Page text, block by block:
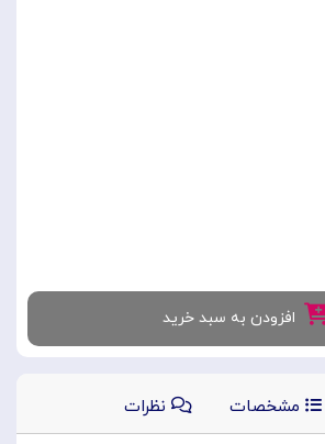
افزودن به سبد خرید
مشخصات نظرات